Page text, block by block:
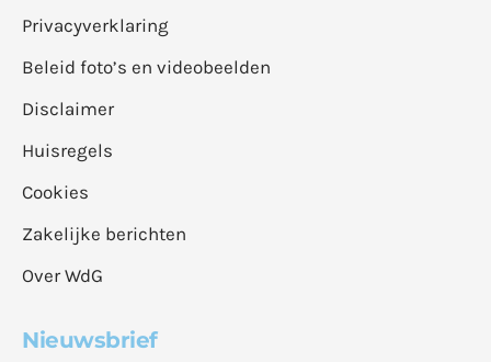
Privacyverklaring
Beleid foto’s en videobeelden
Disclaimer
Huisregels
Cookies
Zakelijke berichten
Over WdG
Nieuwsbrief